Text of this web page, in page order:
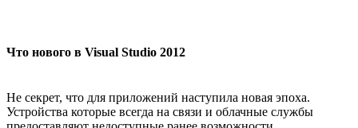
Что нового в Visual Studio 2012
Не секрет, что для приложений наступила новая эпоха.
Устройства которые всегда на связи и облачные службы